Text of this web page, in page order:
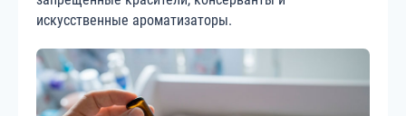
искусственные ароматизаторы.